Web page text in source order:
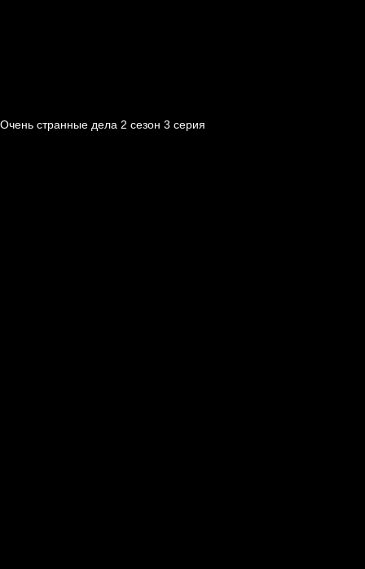
Очень странные дела 2 cезон 3 cерия